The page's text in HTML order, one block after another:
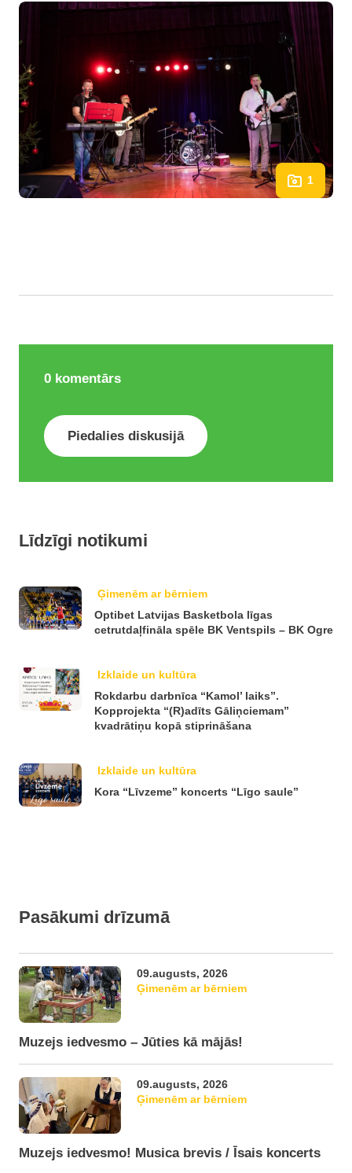
1
0 komentārs
Piedalies diskusijā
Līdzīgi notikumi
Ģimenēm ar bērniem
Optibet Latvijas Basketbola līgas
cetrutdaļfināla spēle BK Ventspils – BK Ogre
Izklaide un kultūra
Rokdarbu darbnīca “Kamol’ laiks”.
Kopprojekta “(R)adīts Gāliņciemam”
kvadrātiņu kopā stiprināšana
Izklaide un kultūra
Kora “Līvzeme” koncerts “Līgo saule”
Pasākumi drīzumā
09.augusts, 2026
Ģimenēm ar bērniem
Muzejs iedvesmo – Jūties kā mājās!
09.augusts, 2026
Ģimenēm ar bērniem
Muzejs iedvesmo! Musica brevis / Īsais koncerts